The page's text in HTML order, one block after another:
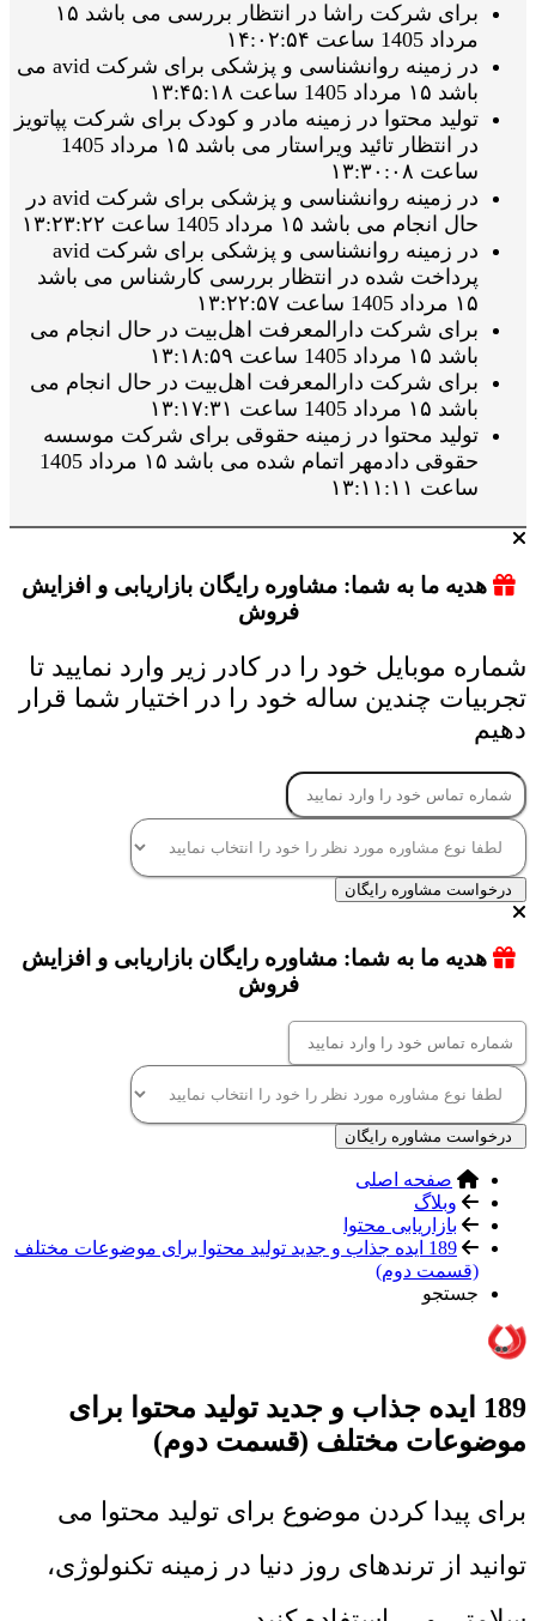
برای شرکت راشا در انتظار بررسی می باشد ۱۵
مرداد 1405 ساعت ۱۴:۰۲:۵۴
در زمینه روانشناسی و پزشکی برای شرکت avid می
باشد ۱۵ مرداد 1405 ساعت ۱۳:۴۵:۱۸
تولید محتوا در زمینه مادر و کودک برای شرکت پپاتویز
در انتظار تائید ویراستار می باشد ۱۵ مرداد 1405
ساعت ۱۳:۳۰:۰۸
در زمینه روانشناسی و پزشکی برای شرکت avid در
حال انجام می باشد ۱۵ مرداد 1405 ساعت ۱۳:۲۳:۲۲
در زمینه روانشناسی و پزشکی برای شرکت avid
پرداخت شده در انتظار بررسی کارشناس می باشد
۱۵ مرداد 1405 ساعت ۱۳:۲۲:۵۷
برای شرکت دارالمعرفت اهل‌بیت در حال انجام می
باشد ۱۵ مرداد 1405 ساعت ۱۳:۱۸:۵۹
برای شرکت دارالمعرفت اهل‌بیت در حال انجام می
باشد ۱۵ مرداد 1405 ساعت ۱۳:۱۷:۳۱
تولید محتوا در زمینه حقوقی برای شرکت موسسه
حقوقی دادمهر اتمام شده می باشد ۱۵ مرداد 1405
ساعت ۱۳:۱۱:۱۱
هدیه ما به شما: مشاوره رایگان بازاریابی و افزایش
فروش
شماره موبایل خود را در کادر زیر وارد نمایید تا
تجربیات چندین ساله خود را در اختیار شما قرار
دهیم
درخواست مشاوره رایگان
هدیه ما به شما: مشاوره رایگان بازاریابی و افزایش
فروش
درخواست مشاوره رایگان
صفحه اصلی
وبلاگ
بازاریابی محتوا
189 ایده جذاب و جدید تولید محتوا برای موضوعات مختلف
(قسمت دوم)
جستجو
189 ایده جذاب و جدید تولید محتوا برای
موضوعات مختلف (قسمت دوم)
برای پیدا کردن موضوع برای تولید محتوا می
توانید از ترندهای روز دنیا در زمینه تکنولوژی،